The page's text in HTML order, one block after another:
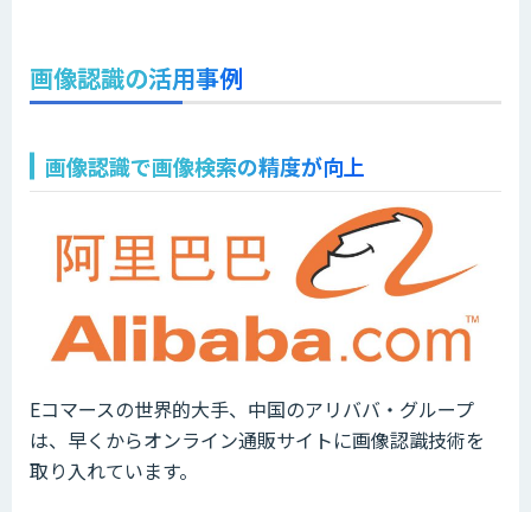
画像認識の活用事例
画像認識で画像検索の精度が向上
Eコマースの世界的大手、中国のアリババ・グループ
は、早くからオンライン通販サイトに画像認識技術を
取り入れています。